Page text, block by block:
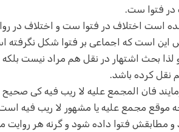
در فتوا ست.
است اختلاف در فتوا ست و اختلاف در
این است که اجماعی بر فتوا شکل
لذا بحث اشتهار در نقل هم مراد نیست
نقل کرده باشد.
فان المجمع علیه لا ریب فیه کی
موقع مجمع علیه یا مشهور لا ریب فیه
و مطابقش فتوا داده شود و گرنه هر روایت